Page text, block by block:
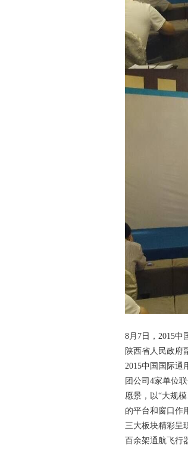
8月7日，2015中
陕西省人民政府
2015中国国际通
团公司4家单位
愿景，以“大规
的平台和窗口作
三大板块精彩呈
百余架通航飞行